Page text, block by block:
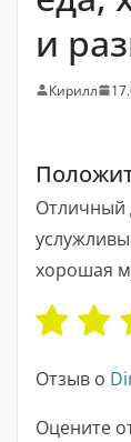
и
Кирилл
Отличный
хорошая
Отзыв о
Оцените